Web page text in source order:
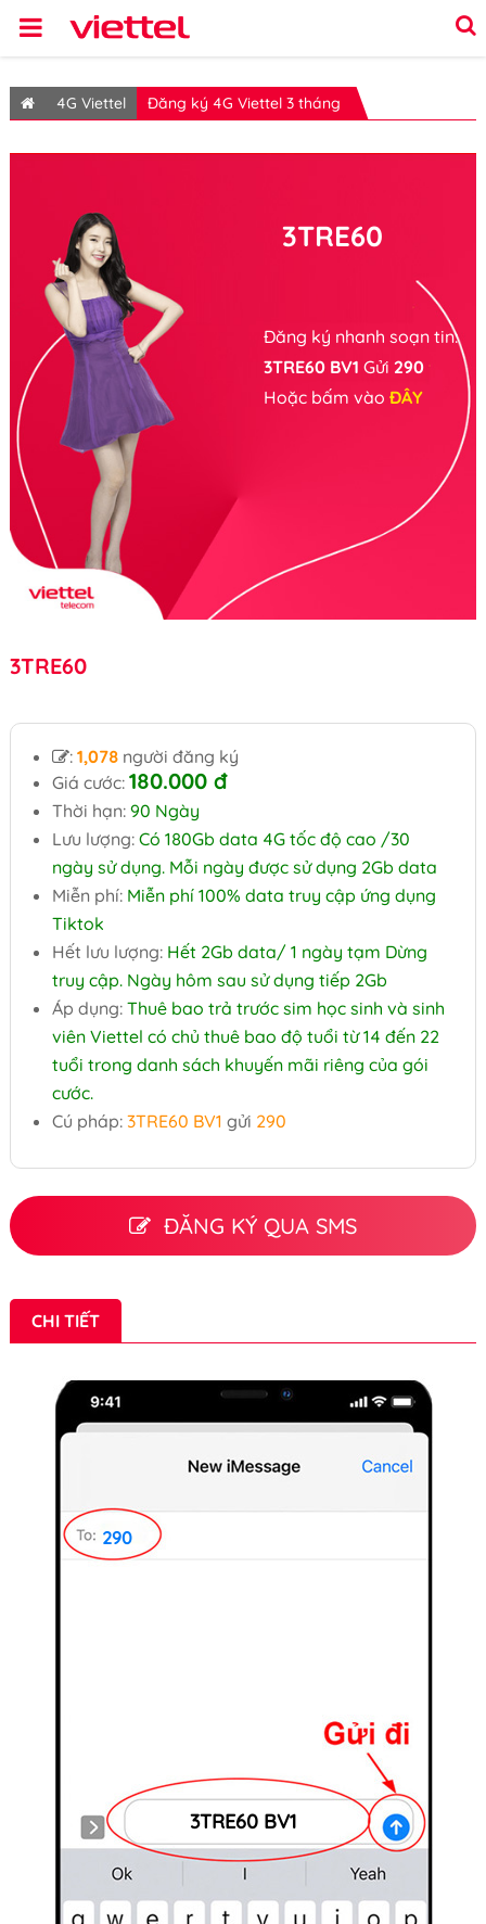
4G Viettel Đăng ký 4G Viettel 3 tháng
3TRE60
Đăng ký nhanh soạn tin:
3TRE60 BV1 Gửi 290
Hoặc bấm vào ĐÂY
3TRE60
: 1,078người đăng ký
Giá cước: 180.000 đ
Thời hạn: 90 Ngày
Lưu lượng:Có 180Gb data 4G tốc độ cao /30
ngày sử dụng. Mỗi ngày được sử dụng 2Gb data
Miễn phí:Miễn phí 100% data truy cập ứng dụng
Tiktok
Hết lưu lượng:Hết 2Gb data/ 1 ngày tạm Dừng
truy cập. Ngày hôm sau sử dụng tiếp 2Gb
Áp dụng: Thuê bao trả trước sim học sinh và sinh
viên Viettel có chủ thuê bao độ tuổi từ 14 đến 22
tuổi trong danh sách khuyến mãi riêng của gói
cước.
Cú pháp: 3TRE60 BV1 gửi 290
ĐĂNG KÝ QUA SMS
CHI TIẾT
290
3TRE60 BV1